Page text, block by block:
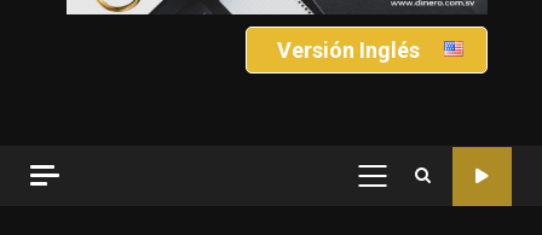
Versión Inglés
PRIMARY